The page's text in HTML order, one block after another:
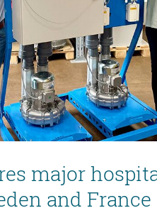
major
and France